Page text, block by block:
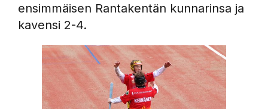
ensimmäisen Rantakentän kunnarinsa ja
kavensi 2-4.